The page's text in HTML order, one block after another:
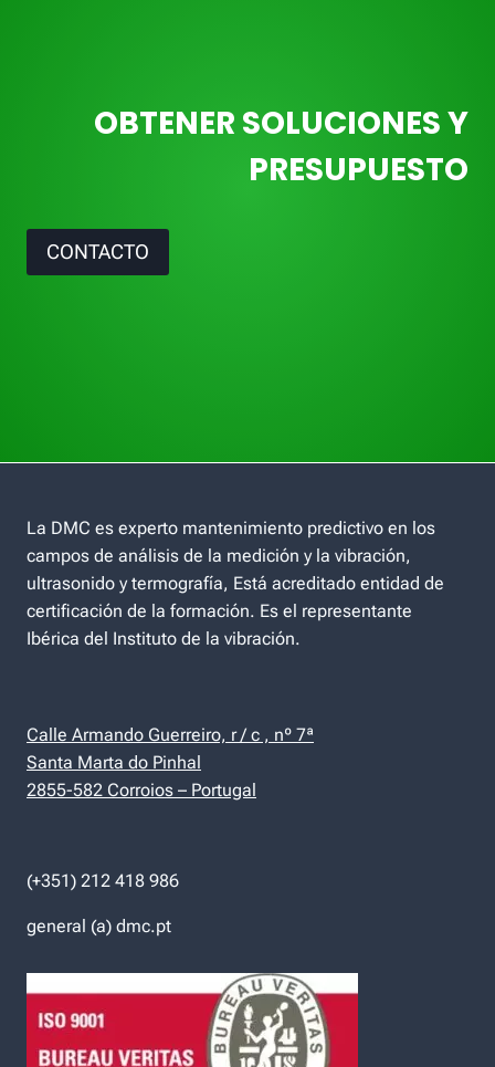
OBTENER SOLUCIONES Y
PRESUPUESTO
CONTACTO
La DMC es experto mantenimiento predictivo en los
campos de análisis de la medición y la vibración,
ultrasonido y termografía, Está acreditado entidad de
certificación de la formación. Es el representante
Ibérica del Instituto de la vibración.
Calle Armando Guerreiro, r / c , nº 7ª
Santa Marta do Pinhal
2855-582 Corroios – Portugal
(+351) 212 418 986
general (a) dmc.pt